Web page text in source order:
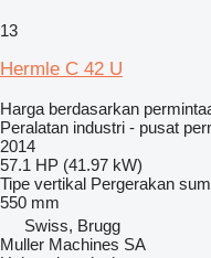
13
Hermle C 42 U
Harga berdasarkan
Peralatan industri - pusat
2014
57.1 HP (41.97 kW)
Tipe vertikal Pergerakan
550 mm
Swiss, Brugg
Muller Machines SA